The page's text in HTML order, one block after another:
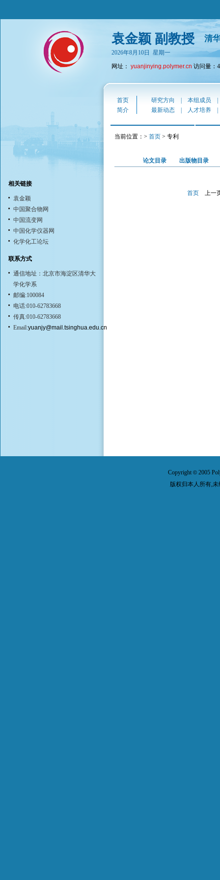
袁金颖 副教授 清
2026年8月10日 星期一
网址： yuanjinying.polymer.cn 访问量：
相关链接
袁金颖
中国聚合物网
中国流变网
中国化学仪器网
化学化工论坛
联系方式
通信地址：北京市海淀区清华大
学化学系
邮编:100084
电话:010-62783668
传真:010-62783668
Email:yuanjy@mail.tsinghua.edu.cn
首页 研究方向 本组成员
简介
最新动态 人才培养
当前位置：> 首页 > 专利
论文目录 出版物目录
首页 上一
Copyright© 2005
版权归本人所有,